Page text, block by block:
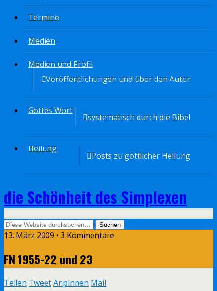
Termine
Medien
Medien und Profil
Veröffentlichungen und über den Autor
Gottes Wort
systematisch durch die Bibel
Heilung
Posts zu göttlicher Heilung
die Schönheit des Simplexen
13. März 2009 • 3 Kommentare
FN 1955-22 und 23
Teilen TweetAnpinnen Mail